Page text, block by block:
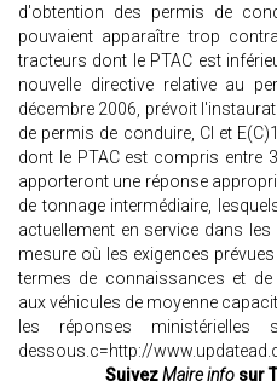
d'obtention des permis de
pouvaient apparaître trop
tracteurs dont le PTAC est
nouvelle directive relative au
décembre 2006, prévoit
de permis de conduire, Cl et
dont le PTAC est compris entre
apporteront une réponse
de tonnage intermédiaire,
actuellement en service dans
mesure où les exigences
termes de connaissances et
aux véhicules de moyenne
les réponses
dessous.c=http://
SuivezMaire info sur